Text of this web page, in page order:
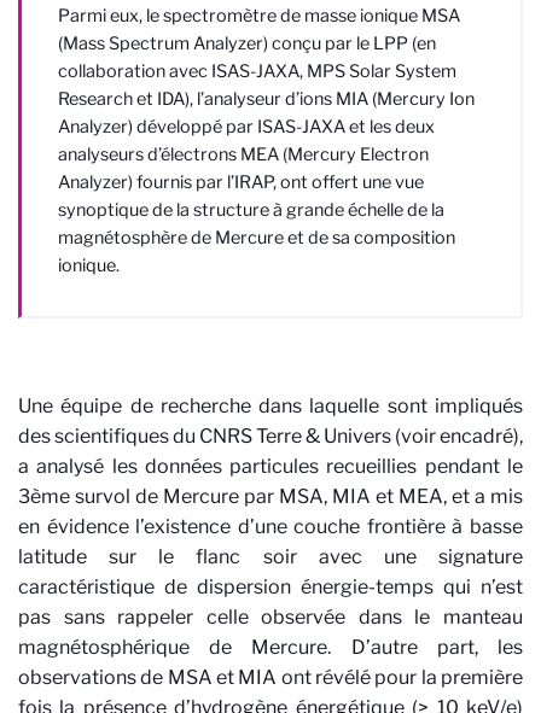
Parmi eux, le spectromètre de masse ionique MSA
(Mass Spectrum Analyzer) conçu par le LPP (en
collaboration avec ISAS-JAXA, MPS Solar System
Research et IDA), l’analyseur d’ions MIA (Mercury Ion
Analyzer) développé par ISAS-JAXA et les deux
analyseurs d’électrons MEA (Mercury Electron
Analyzer) fournis par l’IRAP, ont offert une vue
synoptique de la structure à grande échelle de la
magnétosphère de Mercure et de sa composition
ionique.
Une équipe de recherche dans laquelle sont impliqués
des scientifiques du CNRS Terre & Univers (voir encadré),
a analysé les données particules recueillies pendant le
3ème survol de Mercure par MSA, MIA et MEA, et a mis
en évidence l’existence d’une couche frontière à basse
latitude sur le flanc soir avec une signature
caractéristique de dispersion énergie-temps qui n’est
pas sans rappeler celle observée dans le manteau
magnétosphérique de Mercure. D’autre part, les
observations de MSA et MIA ont révélé pour la première
fois la présence d’hydrogène énergétique (> 10 keV/e)